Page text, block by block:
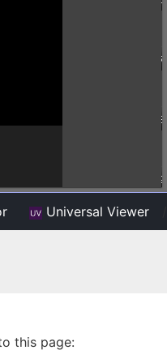
Universal Viewer
this page: